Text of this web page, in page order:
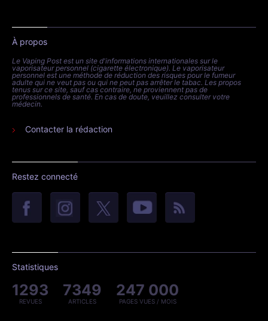
À propos
Le Vaping Post est un site d'informations internationales sur le
vaporisateur personnel (cigarette électronique). Le vaporisateur
personnel est une méthode de réduction des risques pour le fumeur
adulte qui ne veut pas ou qui ne peut pas arrêter le tabac. Les propos
tenus sur ce site, sauf cas contraire, ne proviennent pas de
professionnels de santé. En cas de doute, veuillez consulter votre
médecin.
Contacter la rédaction
Restez connecté
Statistiques
1293
REVUES
7349
ARTICLES
247 000
PAGES VUES / MOIS